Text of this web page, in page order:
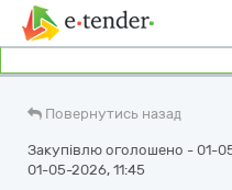
Повернутись назад
Закупівлю оголошено - 01-
01-05-2026, 11:45